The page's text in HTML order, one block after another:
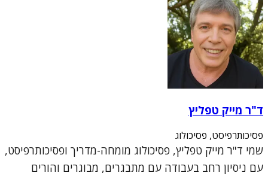
ד"ר מייק טפליץ
פסיכותרפיסט, פסיכולוג
שמי ד"ר מייק טפליץ, פסיכולוג מומחה-מדריך ופסיכותרפיסט,
עם ניסיון רחב בעבודה עם מתבגרים, מבוגרים והורים